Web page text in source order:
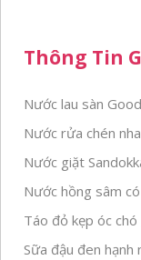
Thông Tin
Nước lau sàn
Nước rửa chén
Nước giặt
Nước hồng sâm
Táo đỏ kẹp óc
Sữa đậu đen hạnh